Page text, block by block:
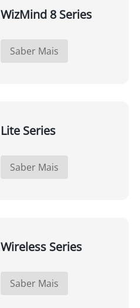
WizMind 8 Series
Saber Mais
Lite Series
Saber Mais
Wireless Series
Saber Mais